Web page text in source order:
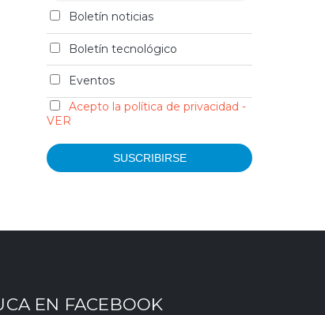
Boletín noticias
Boletín tecnológico
Eventos
Acepto la política de privacidad -
VER
EN FACEBOOK